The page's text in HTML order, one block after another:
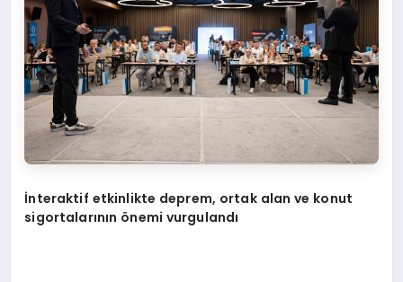
İnteraktif etkinlikte deprem, ortak alan ve konut
sigortalarının önemi vurgulandı